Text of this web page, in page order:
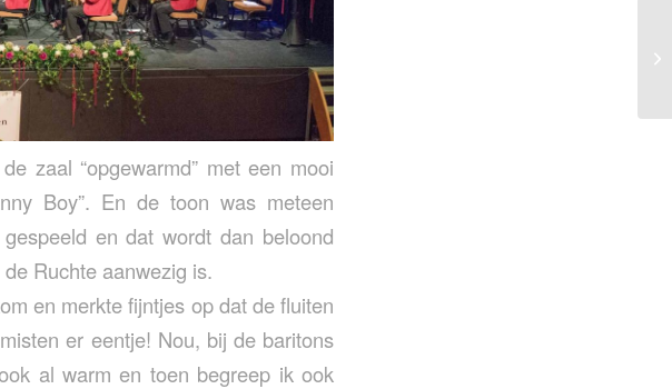
zaal “opgewarmd” met een mooi
Boy”. En de toon was meteen
en dat wordt dan beloond
Ruchte aanwezig is.
en merkte fijntjes op dat de fluiten
er eentje! Nou, bij de baritons
al warm en toen begreep ik ook